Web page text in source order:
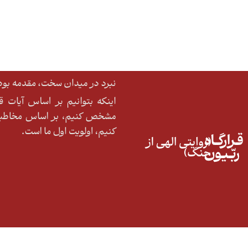
قـرارگــاه
ربّـیـون
(روایتی الهی از
جنگ)
نبرد در میدان سخت، مقدمه
اینکه بتوانیم بر اساس
مشخص کنیم، بر اساس
کنیم، اولویت اول ما است.